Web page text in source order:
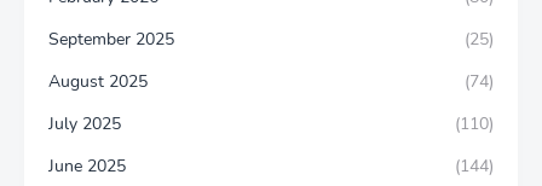
September 2025
(25)
August 2025
(74)
July 2025
(110)
June 2025
(144)